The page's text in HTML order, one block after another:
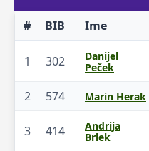
# BIB Ime
1 302
Danijel
Peček
2 574 Marin Herak
3 414
Andrija
Brlek